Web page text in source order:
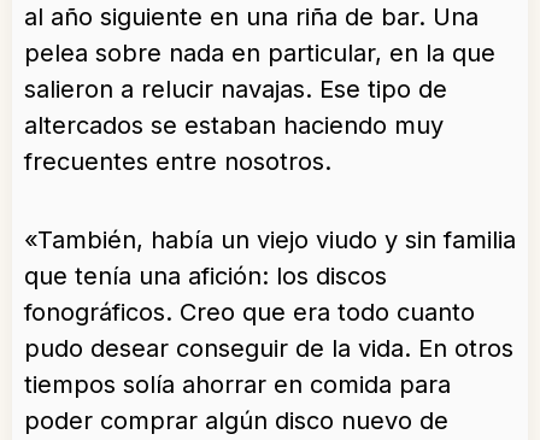
al año siguiente en una riña de bar. Una
pelea sobre nada en particular, en la que
salieron a relucir navajas. Ese tipo de
altercados se estaban haciendo muy
frecuentes entre nosotros.
«También, había un viejo viudo y sin familia
que tenía una afición: los discos
fonográficos. Creo que era todo cuanto
pudo desear conseguir de la vida. En otros
tiempos solía ahorrar en comida para
poder comprar algún disco nuevo de